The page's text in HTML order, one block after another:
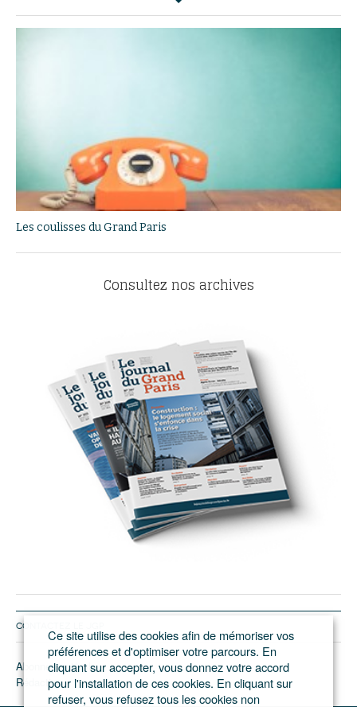
Les coulisses du Grand Paris
Consultez nos archives
CONTACTEZ LE JGP
Abonnement/pub
Rédaction
Ce site utilise des cookies afin de mémoriser vos
préférences et d'optimiser votre parcours. En
cliquant sur accepter, vous donnez votre accord
pour l'installation de ces cookies. En cliquant sur
refuser, vous refusez tous les cookies non